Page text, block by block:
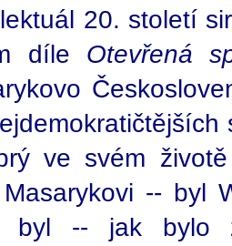
20. století
díle Otevřená
ve svém
-- byl
byl -- jak bylo